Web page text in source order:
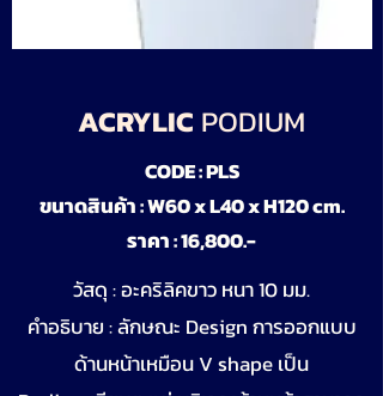
ACRYLIC PODIUM
CODE : PLS
ขนาดสินค้า : W60 x L40 x H120 cm.
ราคา : 16,800.-
วัสดุ : อะคริลิคขาว หนา 10 มม.
คำอธิบาย : ลักษณะ Design การออกแบบ
ด้านหน้าเหมือน V shape เป็น